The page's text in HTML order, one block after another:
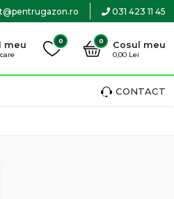
031 423 11 45
meu 0 0 Cosul meu
0,00 Lei
CONTACT